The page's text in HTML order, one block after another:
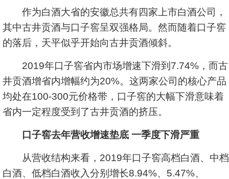
作为白酒大省的安徽总共有四家上市白酒公司，
其中古井贡酒与口子窖呈双强格局。然而随着口子窖
的落后，天平似乎开始向古井贡酒倾斜。
2019年口子窖省内市场增速下滑到7.74%，而古
井贡酒增省内增幅约为20%。这两家公司的核心产品
均处在100-300元价格带，口子窖的大幅下滑意味着
省内一定程度受到了古井贡酒的挤压。
口子窖去年营收增速垫底 一季度下滑严重
从营收结构来看，2019年口子窖高档白酒、中档
白酒、低档白酒收入分别增长8.94%、5.47%、